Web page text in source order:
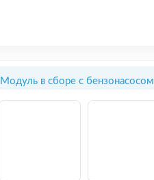
Модуль в сборе с бензонасосом